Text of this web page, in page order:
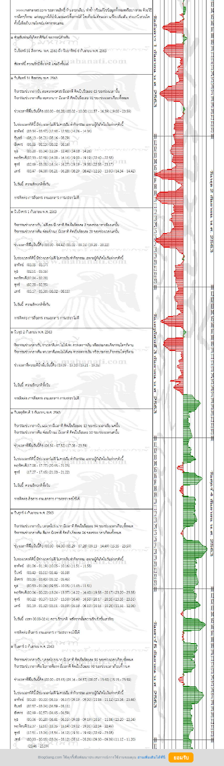
BlogGang.com ใช้คุกกี้เพื่อพัฒนาประสบการณ์การใช้งานของคุณ อ่านเพิ่มเติมได้ที่นี่